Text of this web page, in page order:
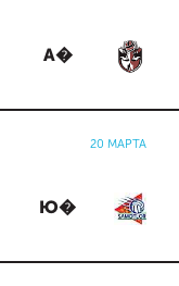
А�
20 МАРТА
Ю�